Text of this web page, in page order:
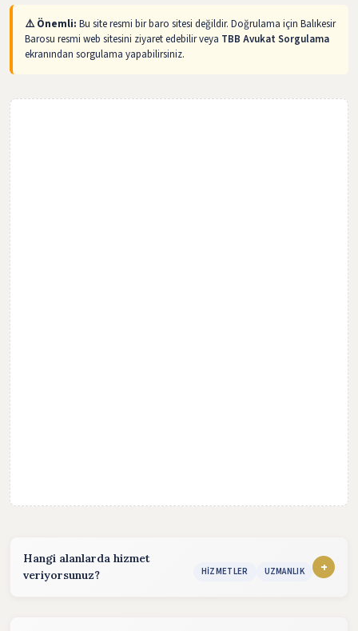
⚠️ Önemli: Bu site resmi bir baro sitesi değildir. Doğrulama için Balıkesir
Barosu resmi web sitesini ziyaret edebilir veya TBB Avukat Sorgulama
ekranından sorgulama yapabilirsiniz.
Hangi alanlarda hizmet
veriyorsunuz?
HIZMETLER UZMANLIK +